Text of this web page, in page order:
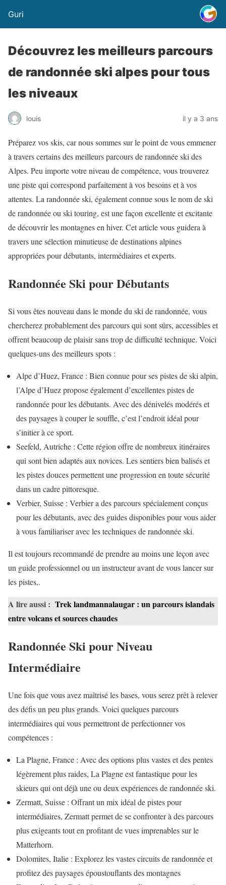
Guri
Découvrez les meilleurs parcours
de randonnée ski alpes pour tous
les niveaux
louis il y a 3 ans
Préparez vos skis, car nous sommes sur le point de vous emmener
à travers certains des meilleurs parcours de randonnée ski des
Alpes. Peu importe votre niveau de compétence, vous trouverez
une piste qui correspond parfaitement à vos besoins et à vos
attentes. La randonnée ski, également connue sous le nom de ski
de randonnée ou ski touring, est une façon excellente et excitante
de découvrir les montagnes en hiver. Cet article vous guidera à
travers une sélection minutieuse de destinations alpines
appropriées pour débutants, intermédiaires et experts.
Randonnée Ski pour Débutants
Si vous êtes nouveau dans le monde du ski de randonnée, vous
chercherez probablement des parcours qui sont sûrs, accessibles et
offrent beaucoup de plaisir sans trop de difficulté technique. Voici
quelques-uns des meilleurs spots :
Alpe d’Huez, France : Bien connue pour ses pistes de ski alpin,
l’Alpe d’Huez propose également d’excellentes pistes de
randonnée pour les débutants. Avec des dénivelés modérés et
des paysages à couper le souffle, c’est l’endroit idéal pour
s’initier à ce sport.
Seefeld, Autriche : Cette région offre de nombreux itinéraires
qui sont bien adaptés aux novices. Les sentiers bien balisés et
les pistes douces permettent une progression en toute sécurité
dans un cadre pittoresque.
Verbier, Suisse : Verbier a des parcours spécialement conçus
pour les débutants, avec des guides disponibles pour vous aider
à vous familiariser avec les techniques de randonnée ski.
Il est toujours recommandé de prendre au moins une leçon avec
un guide professionnel ou un instructeur avant de vous lancer sur
les pistes,.
A lire aussi : Trek landmannalaugar : un parcours islandais
entre volcans et sources chaudes
Randonnée Ski pour Niveau
Intermédiaire
Une fois que vous avez maîtrisé les bases, vous serez prêt à relever
des défis un peu plus grands. Voici quelques parcours
intermédiaires qui vous permettront de perfectionner vos
compétences :
La Plagne, France : Avec des options plus vastes et des pentes
légèrement plus raides, La Plagne est fantastique pour les
skieurs qui ont déjà une ou deux expériences de randonnée ski.
Zermatt, Suisse : Offrant un mix idéal de pistes pour
intermédiaires, Zermatt permet de se confronter à des parcours
plus exigeants tout en profitant de vues imprenables sur le
Matterhorn.
Dolomites, Italie : Explorez les vastes circuits de randonnée et
profitez des paysages époustouflants des montagnes